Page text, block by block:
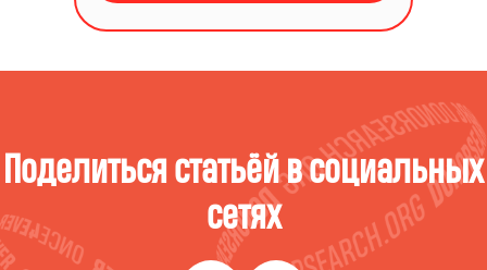
Поделиться статьёй в социальных
сетях